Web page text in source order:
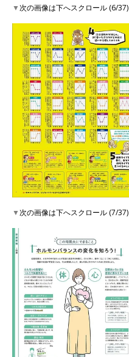
▼次の画像は下へスクロール (6/37)
▼次の画像は下へスクロール (7/37)